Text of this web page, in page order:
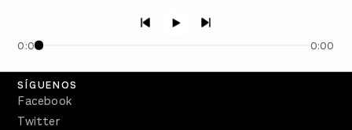
0:00 0:00
Crecer en Distopía
SÍGUENOS
Facebook
Twitter